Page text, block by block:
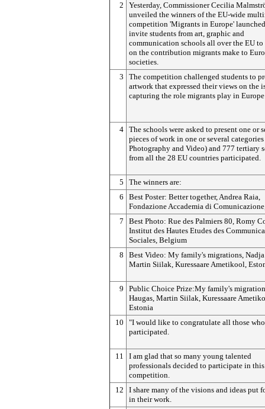
2
Yesterday, Commissioner Cecilia
unveiled the winners of the EU-wide
competition 'Migrants in Europe'
invite students from art, graphic and
communication schools all over the EU to
on the contribution migrants make to
societies.
3
The competition challenged students to
artwork that expressed their views on the
capturing the role migrants play in
4 The schools were asked to present one or
pieces of work in one or several categories
Photography and Video) and 777 tertiary
from all the 28 EU countries participated.
5
The winners are:
6
Best Poster: Better together, Andrea Raia,
Fondazione Accademia di
7
Best Photo: Rue des Palmiers 80, Romy
Institut des Hautes Etudes des
Sociales, Belgium
8
Best Video: My family's migrations, Nadja
Martin Siilak, Kuressaare Ametikool,
9
Public Choice Prize:My family's
Haugas, Martin Siilak, Kuressaare
Estonia
10
"I would like to congratulate all those who
participated.
11
I am glad that so many young talented
professionals decided to participate in this
competition.
12
I share many of the visions and ideas put
in their work.